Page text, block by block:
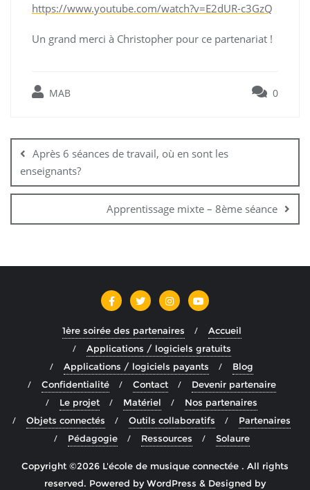
https://www.youtube.com/watch?v=E2dUR-c3GzQ
Un grand merci à Christopher pour ce partenariat !
MAB 0
de
l’article
Après 6 séances de travail, où en sont les
enseignants?
Apprentissage mixte – 8ème séance
1ère soirée des partenaires
Accueil
Applications / logiciels gratuits
Applications / logiciels payants
Blog
Confidentialité
Contact
Devenir partenaire
Le projet
Matériel
Nos partenaires
Objets connectés
Outils collaboratifs
Partenaires
Pédagogie
Ressources Solaure
Copyright ©2026 L'école de musique connectée . All rights
reserved. Powered byWordPress & Designed by